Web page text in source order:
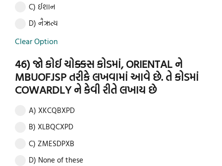
C) ઈશાન
D) નૈઋત્ય
Clear Option
46) જો કોઈ ચોક્કસ કોડમાં, ORIENTAL ને
MBUOFJSP તરીકે લખવામાં આવે છે. તે કોડમાં
COWARDLY ને કેવી રીતે લખાય છે
A) XKCQBXPD
B) XLBQCXPD
C) ZMESDPXB
D) None of these